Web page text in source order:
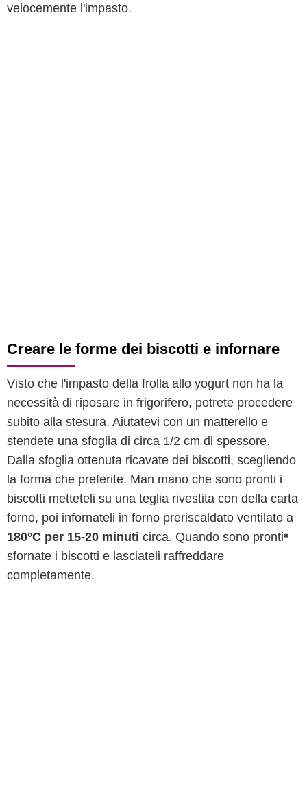
velocemente l'impasto.
Creare le forme dei biscotti e infornare
Visto che l'impasto della frolla allo yogurt non ha la
necessità di riposare in frigorifero, potrete procedere
subito alla stesura. Aiutatevi con un matterello e
stendete una sfoglia di circa 1/2 cm di spessore.
Dalla sfoglia ottenuta ricavate dei biscotti, scegliendo
la forma che preferite. Man mano che sono pronti i
biscotti metteteli su una teglia rivestita con della carta
forno, poi infornateli in forno preriscaldato ventilato a
180°C per 15-20 minuti circa. Quando sono pronti*
sfornate i biscotti e lasciateli raffreddare
completamente.